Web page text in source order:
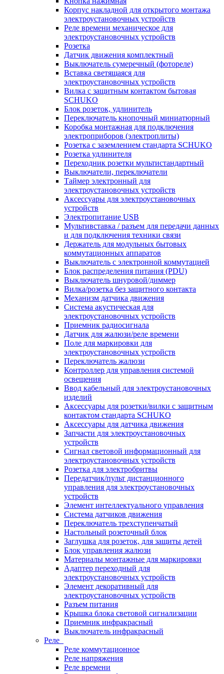
Корпус накладной для открытого монтажа
электроустановочных устройств
Реле времени механическое для
электроустановочных устройств
Розетка
Датчик движения комплектный
Выключатель сумеречный (фотореле)
Вставка светящаяся для
электроустановочных устройств
Вилка с защитным контактом бытовая
SCHUKO
Блок розеток, удлинитель
Переключатель кнопочный миниатюрный
Коробка монтажная для подключения
электроприборов (электроплиты)
Розетка с заземлением стандарта SCHUKO
Розетка удлинителя
Переходник розетки мультистандартный
Выключатели, переключатели
Таймер электронный для
электроустановочных устройств
Аксессуары для электроустановочных
устройств
Электропитание USB
Мультивставка / разъем для передачи данных
и для подключения техники связи
Держатель для модульных бытовых
коммутационных аппаратов
Выключатель с электронной коммутацией
Блок распределения питания (PDU)
Выключатель шнуровой/диммер
Вилка/розетка без защитного контакта
Механизм датчика движения
Система акустическая для
электроустановочных устройств
Приемник радиосигнала
Датчик для жалюзи/реле времени
Поле для маркировки для
электроустановочных устройств
Переключатель жалюзи
Контроллер для управления системой
освещения
Ввод кабельный для электроустановочных
изделий
Аксессуары для розетки/вилки с защитным
контактом стандарта SCHUKO
Аксессуары для датчика движения
Запчасти для электроустановочных
устройств
Сигнал световой информационный для
электроустановочных устройств
Розетка для электробритвы
Передатчик/пульт дистанционного
управления для электроустановочных
устройств
Элемент интеллектуального управления
Система датчиков движения
Переключатель трехступенчатый
Настольный розеточный блок
Заглушка для розеток, для защиты детей
Блок управления жалюзи
Материалы монтажные для маркировки
Адаптер переходный для
электроустановочных устройств
Элемент декоративный для
электроустановочных устройств
Разъем питания
Крышка блока световой сигнализации
Приемник инфракрасный
Выключатель инфракрасный
Реле
Реле коммутационное
Реле напряжения
Реле времени